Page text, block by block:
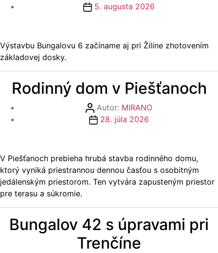
článku
Dátum5. augusta 2026
Výstavbu Bungalovu 6 začíname aj pri Žiline zhotovením
základovej dosky.
Rodinný dom v Piešťanoch
Autor
článku
Autor: MIRANO
Dátum28. júla 2026
V Piešťanoch prebieha hrubá stavba rodinného domu,
ktorý vyniká priestrannou dennou časťou s osobitným
jedálenským priestorom. Ten vytvára zapusteným priestor
pre terasu a súkromie.
Bungalov 42 s úpravami pri
Trenčíne